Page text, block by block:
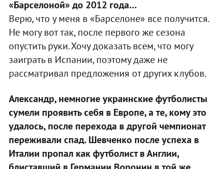
«Барселоной» до 2012 года…
Верю, что у меня в «Барселоне» все получится.
Не могу вот так, после первого же сезона
опустить руки. Хочу доказать всем, что могу
заиграть в Испании, поэтому даже не
рассматривал предложения от других клубов.
Александр, немногие украинские футболисты
сумели проявить себя в Европе, а те, кому это
удалось, после перехода в другой чемпионат
переживали спад. Шевченко после успеха в
Италии пропал как футболист в Англии,